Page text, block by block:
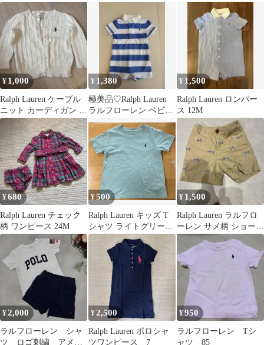
ピンク
¥ 1,000
Ralph Lauren ケーブル
ニット カーディガン ホ
ワイト 18M
¥ 1,380
極美品♡Ralph Lauren
ラルフローレン ベビー
ロンパース 12M
¥ 1,500
Ralph Lauren ロンパー
ス 12M
¥680
Ralph Lauren チェック
柄 ワンピース 24M
¥500
Ralph Lauren キッズ T
シャツ ライトグリー
ン 100
¥ 1,500
Ralph Lauren ラルフロ
ーレン サメ柄 ショート
パンツ 18M
¥2,000
ラルフローレン シャ
ツ ロゴ刺繍 アメリ
¥2,500
Ralph Lauren ポロシャ
ツワンピース 7
¥950
ラルフローレン Tシ
ャツ 85